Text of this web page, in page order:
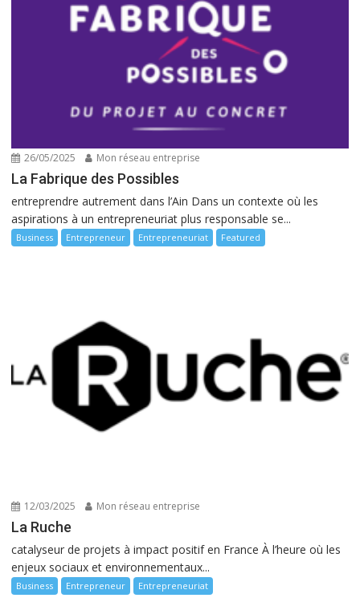
26/05/2025 Mon réseau entreprise
La Fabrique des Possibles
entreprendre autrement dans l’Ain Dans un contexte où les
aspirations à un entrepreneuriat plus responsable se...
Business Entrepreneur Entrepreneuriat Featured
12/03/2025 Mon réseau entreprise
La Ruche
catalyseur de projets à impact positif en France À l’heure où les
enjeux sociaux et environnementaux...
Business Entrepreneur Entrepreneuriat